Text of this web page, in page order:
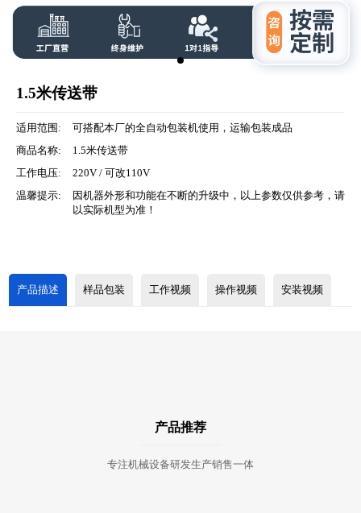
1.5米传送带
适用范围:
可搭配本厂的全自动包装机使用，运输包装成品
商品名称:
1.5米传送带
工作电压:
220V / 可改110V
温馨提示:
因机器外形和功能在不断的升级中，以上参数仅供参考，请
以实际机型为准！
产品描述 样品包装 工作视频 操作视频 安装视频
产品推荐
专注机械设备研发生产销售一体